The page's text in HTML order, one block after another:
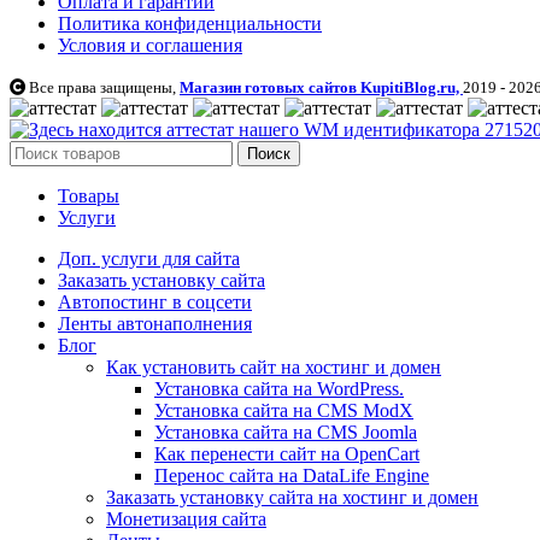
Политика конфиденциальности
Условия и соглашения
Все права защищены, Магазин готовых сайтов KupitiBlog.ru, 2019 -
Поиск
Товары
Услуги
Доп. услуги для сайта
Заказать установку сайта
Автопостинг в соцсети
Ленты автонаполнения
Блог
Как установить сайт на хостинг и домен
Установка сайта на WordPress.
Установка сайта на CMS ModX
Установка сайта на CMS Joomla
Как перенести сайт на OpenCart
Перенос сайта на DataLife Engine
Заказать установку сайта на хостинг и домен
Монетизация сайта